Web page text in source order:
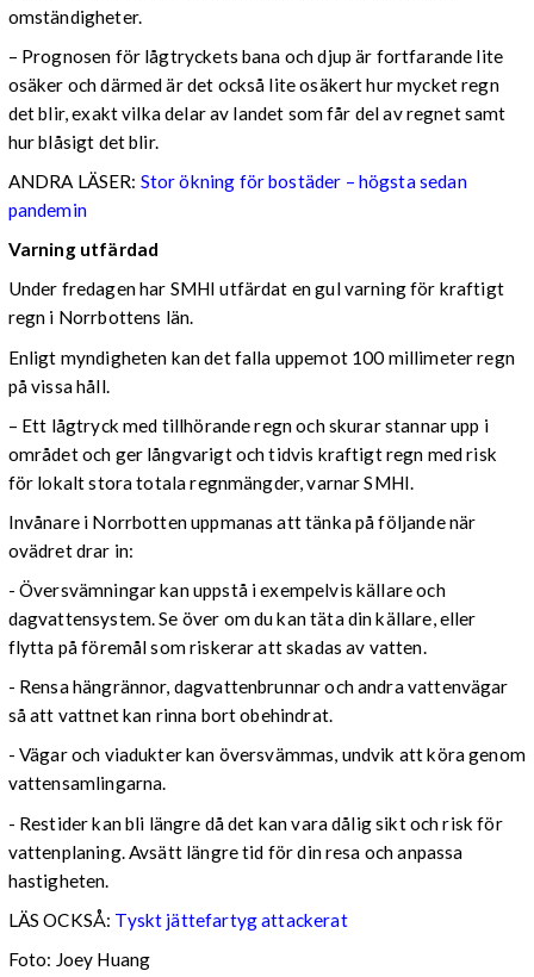
omständigheter.
– Prognosen för lågtryckets bana och djup är fortfarande lite
osäker och därmed är det också lite osäkert hur mycket regn
det blir, exakt vilka delar av landet som får del av regnet samt
hur blåsigt det blir.
ANDRA LÄSER: Stor ökning för bostäder – högsta sedan
pandemin
Varning utfärdad
Under fredagen har SMHI utfärdat en gul varning för kraftigt
regn i Norrbottens län.
Enligt myndigheten kan det falla uppemot 100 millimeter regn
på vissa håll.
– Ett lågtryck med tillhörande regn och skurar stannar upp i
området och ger långvarigt och tidvis kraftigt regn med risk
för lokalt stora totala regnmängder, varnar SMHI.
Invånare i Norrbotten uppmanas att tänka på följande när
ovädret drar in:
- Översvämningar kan uppstå i exempelvis källare och
dagvattensystem. Se över om du kan täta din källare, eller
flytta på föremål som riskerar att skadas av vatten.
- Rensa hängrännor, dagvattenbrunnar och andra vattenvägar
så att vattnet kan rinna bort obehindrat.
- Vägar och viadukter kan översvämmas, undvik att köra genom
vattensamlingarna.
- Restider kan bli längre då det kan vara dålig sikt och risk för
vattenplaning. Avsätt längre tid för din resa och anpassa
hastigheten.
LÄS OCKSÅ: Tyskt jättefartyg attackerat
Foto: Joey Huang